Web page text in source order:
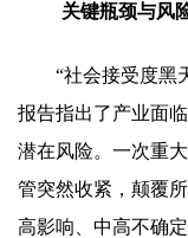
关键瓶颈与风
“社会接受度黑
报告指出了产业面
潜在风险。一次重
管突然收紧，颠覆
高影响、中高不确